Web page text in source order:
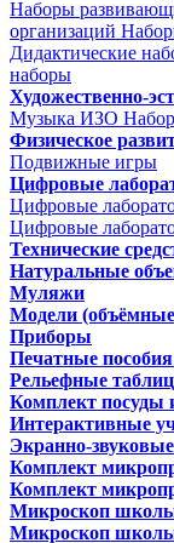
Наборы
организаций
Дидактические
наборы
Художественно-
Музыка ИЗО
Физическое
Подвижные игры
Цифровые
Цифровые
Цифровые
Технические
Натуральные
Муляжи
Модели
Приборы
Печатные
Рельефные
Комплект посуды
Интерактивные
Экранно-
Комплект
Комплект
Микроскоп
Микроскоп